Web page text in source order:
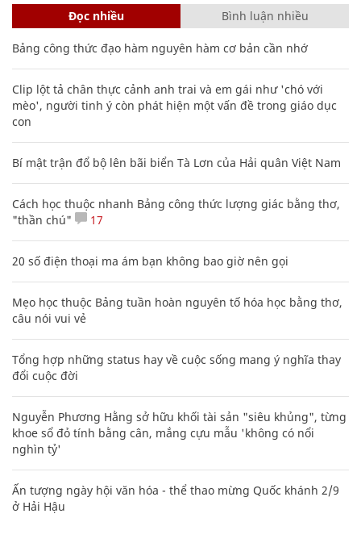
Đọc nhiều Bình luận nhiều
Bảng công thức đạo hàm nguyên hàm cơ bản cần nhớ
Clip lột tả chân thực cảnh anh trai và em gái như 'chó với
mèo', người tinh ý còn phát hiện một vấn đề trong giáo dục
con
Bí mật trận đổ bộ lên bãi biển Tà Lơn của Hải quân Việt Nam
Cách học thuộc nhanh Bảng công thức lượng giác bằng thơ,
"thần chú"
17
20 số điện thoại ma ám bạn không bao giờ nên gọi
Mẹo học thuộc Bảng tuần hoàn nguyên tố hóa học bằng thơ,
câu nói vui vẻ
Tổng hợp những status hay về cuộc sống mang ý nghĩa thay
đổi cuộc đời
Nguyễn Phương Hằng sở hữu khối tài sản "siêu khủng", từng
khoe sổ đỏ tính bằng cân, mắng cựu mẫu 'không có nổi
nghìn tỷ'
Ấn tượng ngày hội văn hóa - thể thao mừng Quốc khánh 2/9
ở Hải Hậu